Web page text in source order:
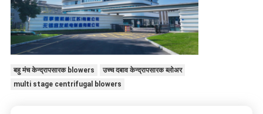
बहु मंच केन्द्रापसारक blowers
उच्च दबाव केन्द्रापसारक ब्लोअर
multi stage centrifugal blowers